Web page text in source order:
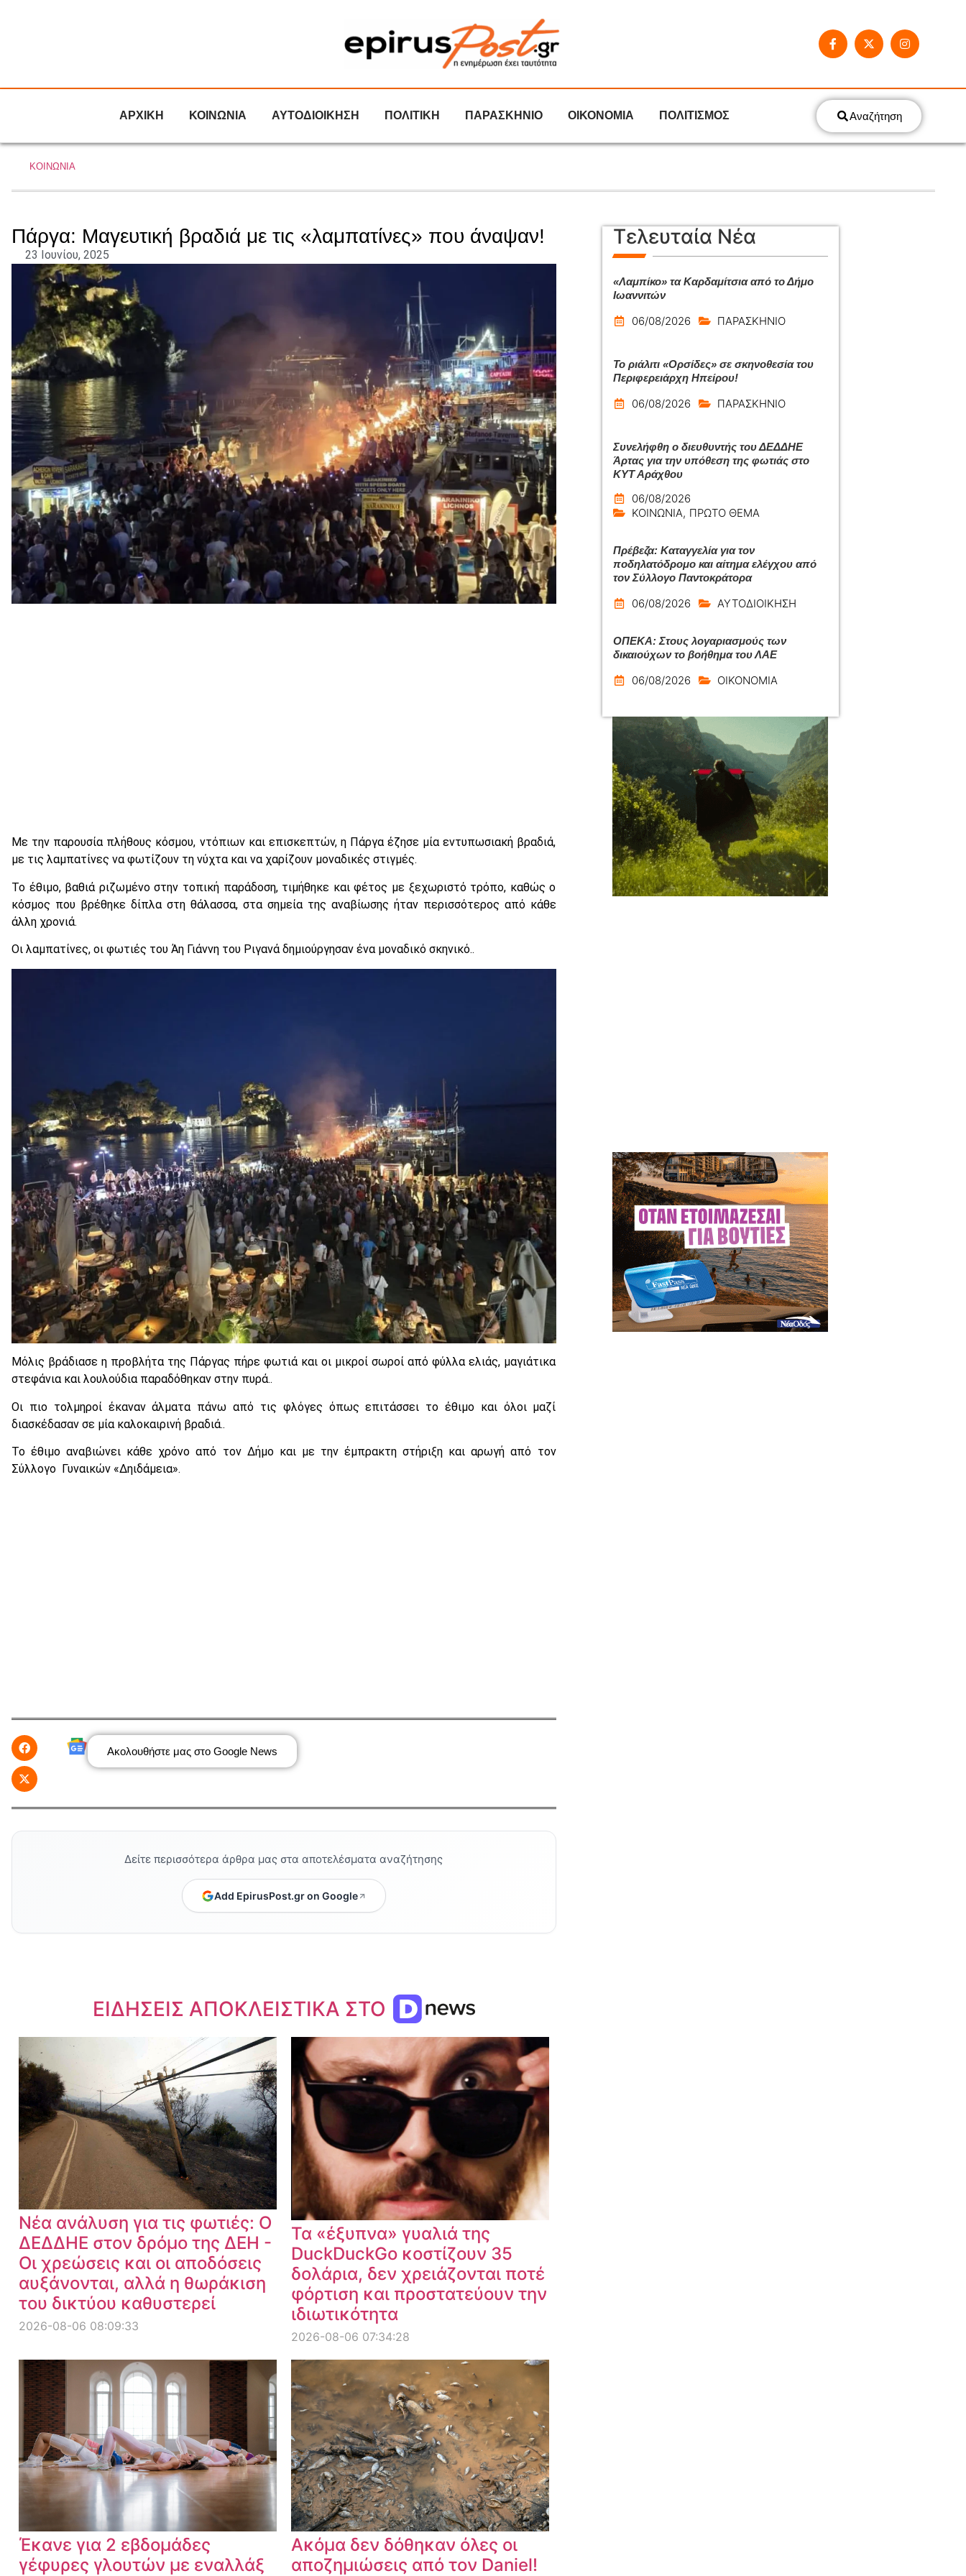
ΑΡΧΙΚΗ ΚΟΙΝΩΝΙΑ ΑΥΤΟΔΙΟΙΚΗΣΗ ΠΟΛΙΤΙΚΗ ΠΑΡΑΣΚΗΝΙΟ ΟΙΚΟΝΟΜΙΑ ΠΟΛΙΤΙΣΜΟΣ Αναζήτηση
ΚΟΙΝΩΝΙΑ
Πάργα: Μαγευτική βραδιά με τις «λαμπατίνες» που άναψαν!
23 Ιουνίου, 2025
Με την παρουσία πλήθους κόσμου, ντόπιων και επισκεπτών, η Πάργα έζησε μία εντυπωσιακή βραδιά,
με τις λαμπατίνες να φωτίζουν τη νύχτα και να χαρίζουν μοναδικές στιγμές.
Το έθιμο, βαθιά ριζωμένο στην τοπική παράδοση, τιμήθηκε και φέτος με ξεχωριστό τρόπο, καθώς ο
κόσμος που βρέθηκε δίπλα στη θάλασσα, στα σημεία της αναβίωσης ήταν περισσότερος από κάθε
άλλη χρονιά.
Οι λαμπατίνες, οι φωτιές του Άη Γιάννη του Ριγανά δημιούργησαν ένα μοναδικό σκηνικό..
Μόλις βράδιασε η προβλήτα της Πάργας πήρε φωτιά και οι μικροί σωροί από φύλλα ελιάς, μαγιάτικα
στεφάνια και λουλούδια παραδόθηκαν στην πυρά..
Οι πιο τολμηροί έκαναν άλματα πάνω από τις φλόγες όπως επιτάσσει το έθιμο και όλοι μαζί
διασκέδασαν σε μία καλοκαιρινή βραδιά..
Το έθιμο αναβιώνει κάθε χρόνο από τον Δήμο και με την έμπρακτη στήριξη και αρωγή από τον
Σύλλογο Γυναικών «Δηιδάμεια».
Ακολουθήστε μας στο Google News
Δείτε περισσότερα άρθρα μας στα αποτελέσματα αναζήτησης
Add EpirusPost.gr on Google
ΕΙΔΗΣΕΙΣ ΑΠΟΚΛΕΙΣΤΙΚΑ ΣΤΟ
Dnews.gr
Νέα ανάλυση για τις φωτιές: Ο
ΔΕΔΔΗΕ στον δρόμο της ΔΕΗ -
Οι χρεώσεις και οι αποδόσεις
αυξάνονται, αλλά η θωράκιση
του δικτύου καθυστερεί
2026-08-06 08:09:33
Τα «έξυπνα» γυαλιά της
DuckDuckGo κοστίζουν 35
δολάρια, δεν χρειάζονται ποτέ
φόρτιση και προστατεύουν την
ιδιωτικότητα
2026-08-06 07:34:28
Έκανε για 2 εβδομάδες
γέφυρες γλουτών με εναλλάξ
Ακόμα δεν δόθηκαν όλες οι
αποζημιώσεις από τον Daniel!
Τελευταία Νέα
«Λαμπίκο» τα Καρδαμίτσια από το Δήμο
Ιωαννιτών
06/08/2026 ΠΑΡΑΣΚΗΝΙΟ
Το ριάλιτι «Ορσίδες» σε σκηνοθεσία του
Περιφερειάρχη Ηπείρου!
06/08/2026 ΠΑΡΑΣΚΗΝΙΟ
Συνελήφθη ο διευθυντής του ΔΕΔΔΗΕ
Άρτας για την υπόθεση της φωτιάς στο
ΚΥΤ Αράχθου
06/08/2026
ΚΟΙΝΩΝΙΑ, ΠΡΩΤΟ ΘΕΜΑ
Πρέβεζα: Καταγγελία για τον
ποδηλατόδρομο και αίτημα ελέγχου από
τον Σύλλογο Παντοκράτορα
06/08/2026 ΑΥΤΟΔΙΟΙΚΗΣΗ
ΟΠΕΚΑ: Στους λογαριασμούς των
δικαιούχων το βοήθημα του ΛΑΕ
06/08/2026 ΟΙΚΟΝΟΜΙΑ